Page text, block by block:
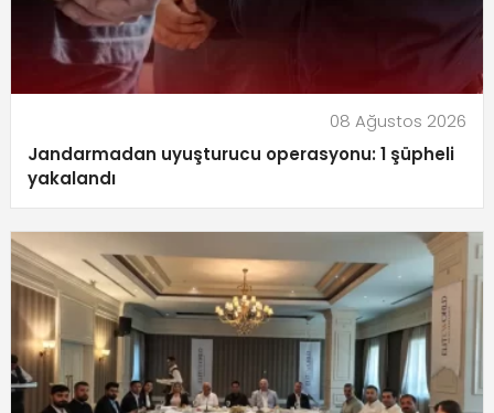
08 Ağustos 2026
Jandarmadan uyuşturucu operasyonu: 1 şüpheli
yakalandı